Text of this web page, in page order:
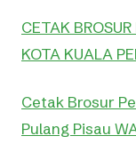
CETAK
KOTA KUALA
Cetak Brosur
Pulang Pisau